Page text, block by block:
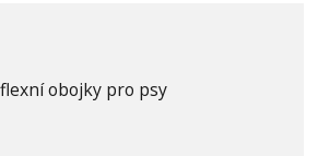
obojky pro psy